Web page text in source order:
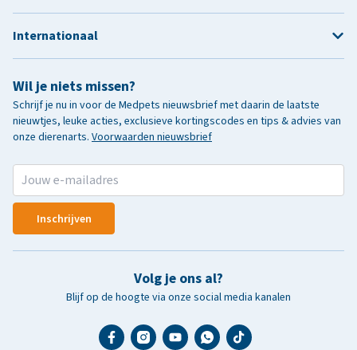
Wil je niets missen?
Schrijf je nu in voor de Medpets nieuwsbrief met daarin de laatste
nieuwtjes, leuke acties, exclusieve kortingscodes en tips & advies van
onze dierenarts. Voorwaarden nieuwsbrief
Inschrijven
Volg je ons al?
Blijf op de hoogte via onze social media kanalen
Internationaal